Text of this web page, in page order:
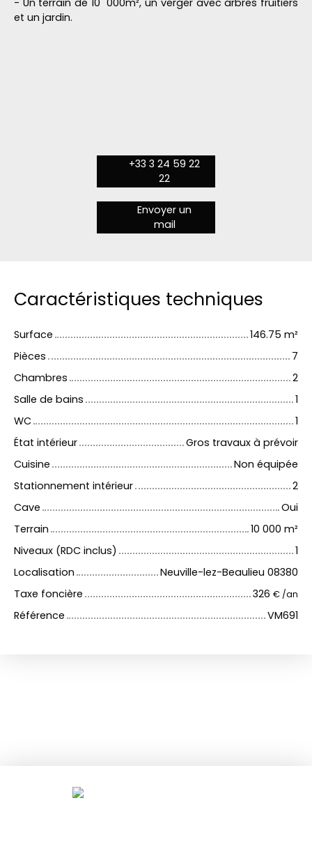
et un jardin.
+33 3 24 59 22
22
Envoyer un
mail
Caractéristiques techniques
Surface 146.75 m²
Pièces
7
Chambres
2
Salle de bains
1
WC
1
État intérieur
Gros travaux à prévoir
Cuisine
Non équipée
Stationnement intérieur
2
Cave
Oui
Terrain
10 000 m²
Niveaux (RDC inclus)
1
Localisation
Neuville-lez-Beaulieu 08380
Taxe foncière
326 € /an
Référence VM691